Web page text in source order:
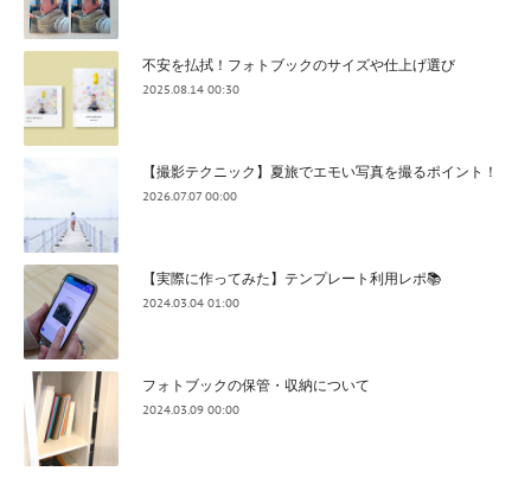
不安を払拭！フォトブックのサイズや仕上げ選び
2025.08.14 00:30
【撮影テクニック】夏旅でエモい写真を撮るポイント！
2026.07.07 00:00
【実際に作ってみた】テンプレート利用レポ📚
2024.03.04 01:00
フォトブックの保管・収納について
2024.03.09 00:00